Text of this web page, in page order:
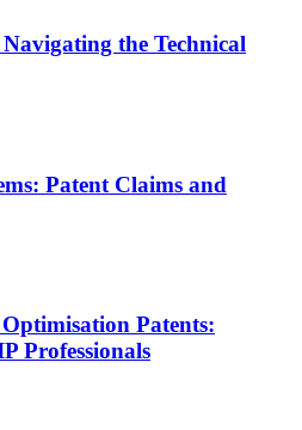
the Technical
Patent Claims and
Patents:
Professionals